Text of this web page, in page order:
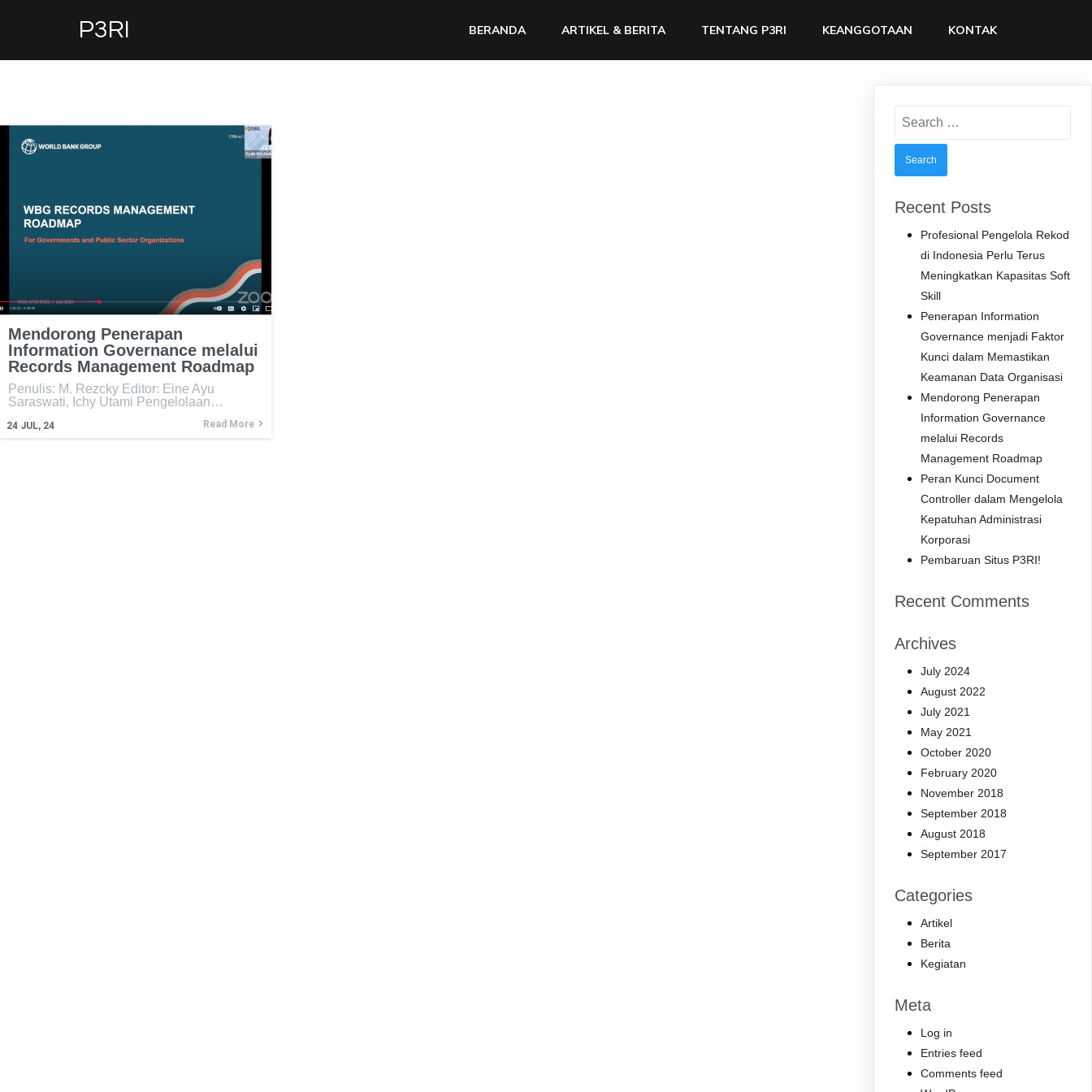
P3RI BERANDA ARTIKEL & BERITA TENTANG P3RI KEANGGOTAAN KONTAK
Mendorong Penerapan
Information Governance melalui
Records Management Roadmap
24 JUL, 24
Penulis: M. Rezcky Editor: Eine Ayu
Saraswati, Ichy Utami Pengelolaan…
Read More
for:
Recent Posts
Profesional Pengelola Rekod
di Indonesia Perlu Terus
Meningkatkan Kapasitas Soft
Skill
Penerapan Information
Governance menjadi Faktor
Kunci dalam Memastikan
Keamanan Data Organisasi
Mendorong Penerapan
Information Governance
melalui Records
Management Roadmap
Peran Kunci Document
Controller dalam Mengelola
Kepatuhan Administrasi
Korporasi
Pembaruan Situs P3RI!
Recent Comments
Archives
July 2024
August 2022
July 2021
May 2021
October 2020
February 2020
November 2018
September 2018
August 2018
September 2017
Categories
Artikel
Berita
Kegiatan
Meta
Log in
Entries feed
Comments feed